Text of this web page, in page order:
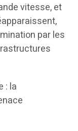
vitesse, et
par les
: la